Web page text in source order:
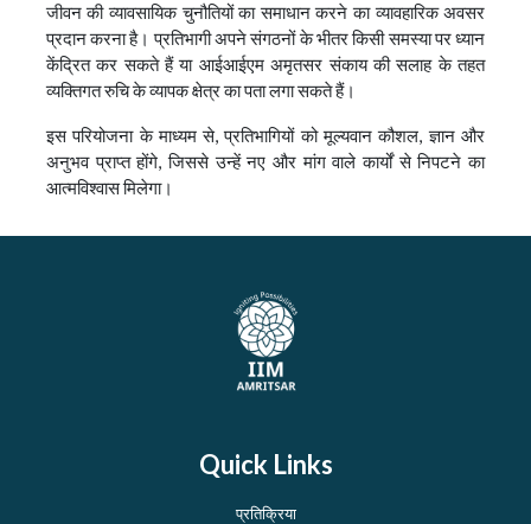
जीवन की व्यावसायिक चुनौतियों का समाधान करने का व्यावहारिक अवसर
प्रदान करना है। प्रतिभागी अपने संगठनों के भीतर किसी समस्या पर ध्यान
केंद्रित कर सकते हैं या आईआईएम अमृतसर संकाय की सलाह के तहत
व्यक्तिगत रुचि के व्यापक क्षेत्र का पता लगा सकते हैं।
इस परियोजना के माध्यम से, प्रतिभागियों को मूल्यवान कौशल, ज्ञान और
अनुभव प्राप्त होंगे, जिससे उन्हें नए और मांग वाले कार्यों से निपटने का
आत्मविश्वास मिलेगा।
Quick Links
प्रतिक्रिया